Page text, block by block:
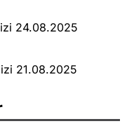
24.08.2025
21.08.2025